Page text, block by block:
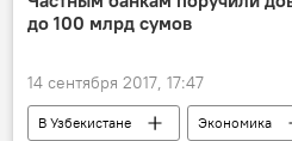
до 100 млрд сумов
14 сентября 2017, 17:47
В Узбекистане
Экономика